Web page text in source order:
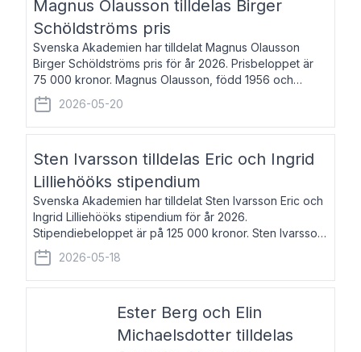
Magnus Olausson tilldelas Birger
Schöldströms pris
Svenska Akademien har tilldelat Magnus Olausson
Birger Schöldströms pris för år 2026. Prisbeloppet är
75 000 kronor. Magnus Olausson, född 1956 och
bosatt i Stockholm, är konstvetare, museiman och
hovman. Han disputerade 1993 vid Uppsala un
2026-05-20
Sten Ivarsson tilldelas Eric och Ingrid
Lilliehööks stipendium
Svenska Akademien har tilldelat Sten Ivarsson Eric och
Ingrid Lilliehööks stipendium för år 2026.
Stipendiebeloppet är på 125 000 kronor. Sten Ivarsson,
född 1979, är mediateksamordnare vid
Söderslättsgymnasiet i Trelleborg. Här har han på
2026-05-18
Ester Berg och Elin
Michaelsdotter tilldelas